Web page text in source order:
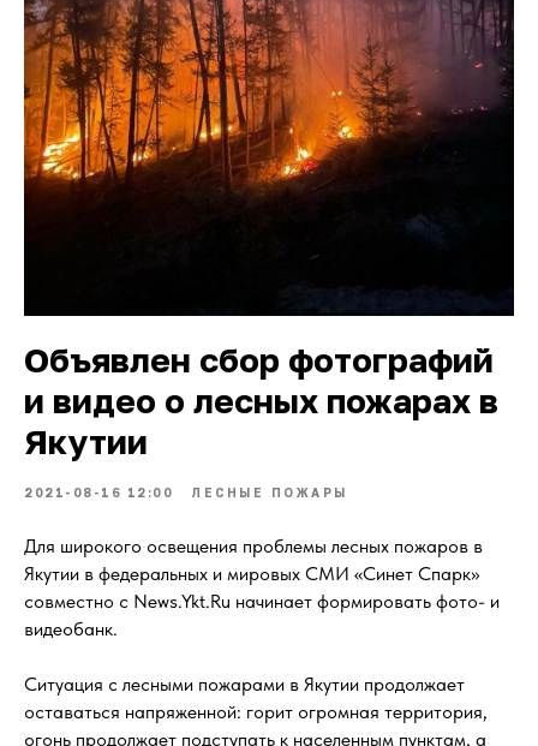
Объявлен сбор фотографий
и видео о лесных пожарах в
Якутии
2021-08-16 12:00 ЛЕСНЫЕ ПОЖАРЫ
Для широкого освещения проблемы лесных пожаров в
Якутии в федеральных и мировых СМИ «Синет Спарк»
совместно с News.Ykt.Ru начинает формировать фото- и
видеобанк.
Ситуация с лесными пожарами в Якутии продолжает
оставаться напряженной: горит огромная территория,
огонь продолжает подступать к населенным пунктам, а